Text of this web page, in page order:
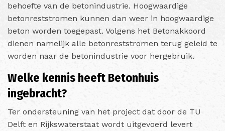
behoefte van de betonindustrie. Hoogwaardige
betonreststromen kunnen dan weer in hoogwaardige
beton worden toegepast. Volgens het Betonakkoord
dienen namelijk alle betonreststromen terug geleid te
worden naar de betonindustrie voor hergebruik.
Welke kennis heeft Betonhuis
ingebracht?
Ter ondersteuning van het project dat door de TU
Delft en Rijkswaterstaat wordt uitgevoerd levert